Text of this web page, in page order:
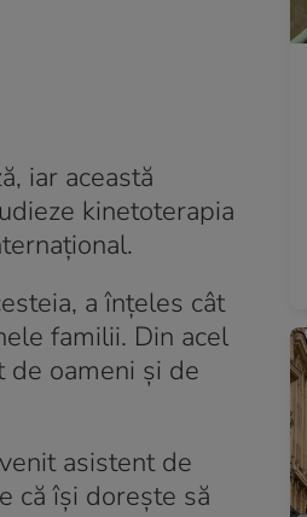
iar această
kinetoterapia
a înțeles cât
familii. Din acel
de oameni și de
asistent de
că își dorește să